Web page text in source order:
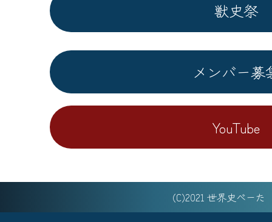
獣史祭
メンバー募
YouTube
(C)2021 世界史べーた